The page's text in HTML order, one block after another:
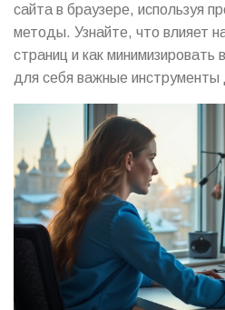
сайта в браузере, используя
методы. Узнайте, что влияет
страниц и как минимизировать
для себя важные инструменты
также выясните, как избежать
ошибок в процессе улучшения
руководстве вы найдете
повышения